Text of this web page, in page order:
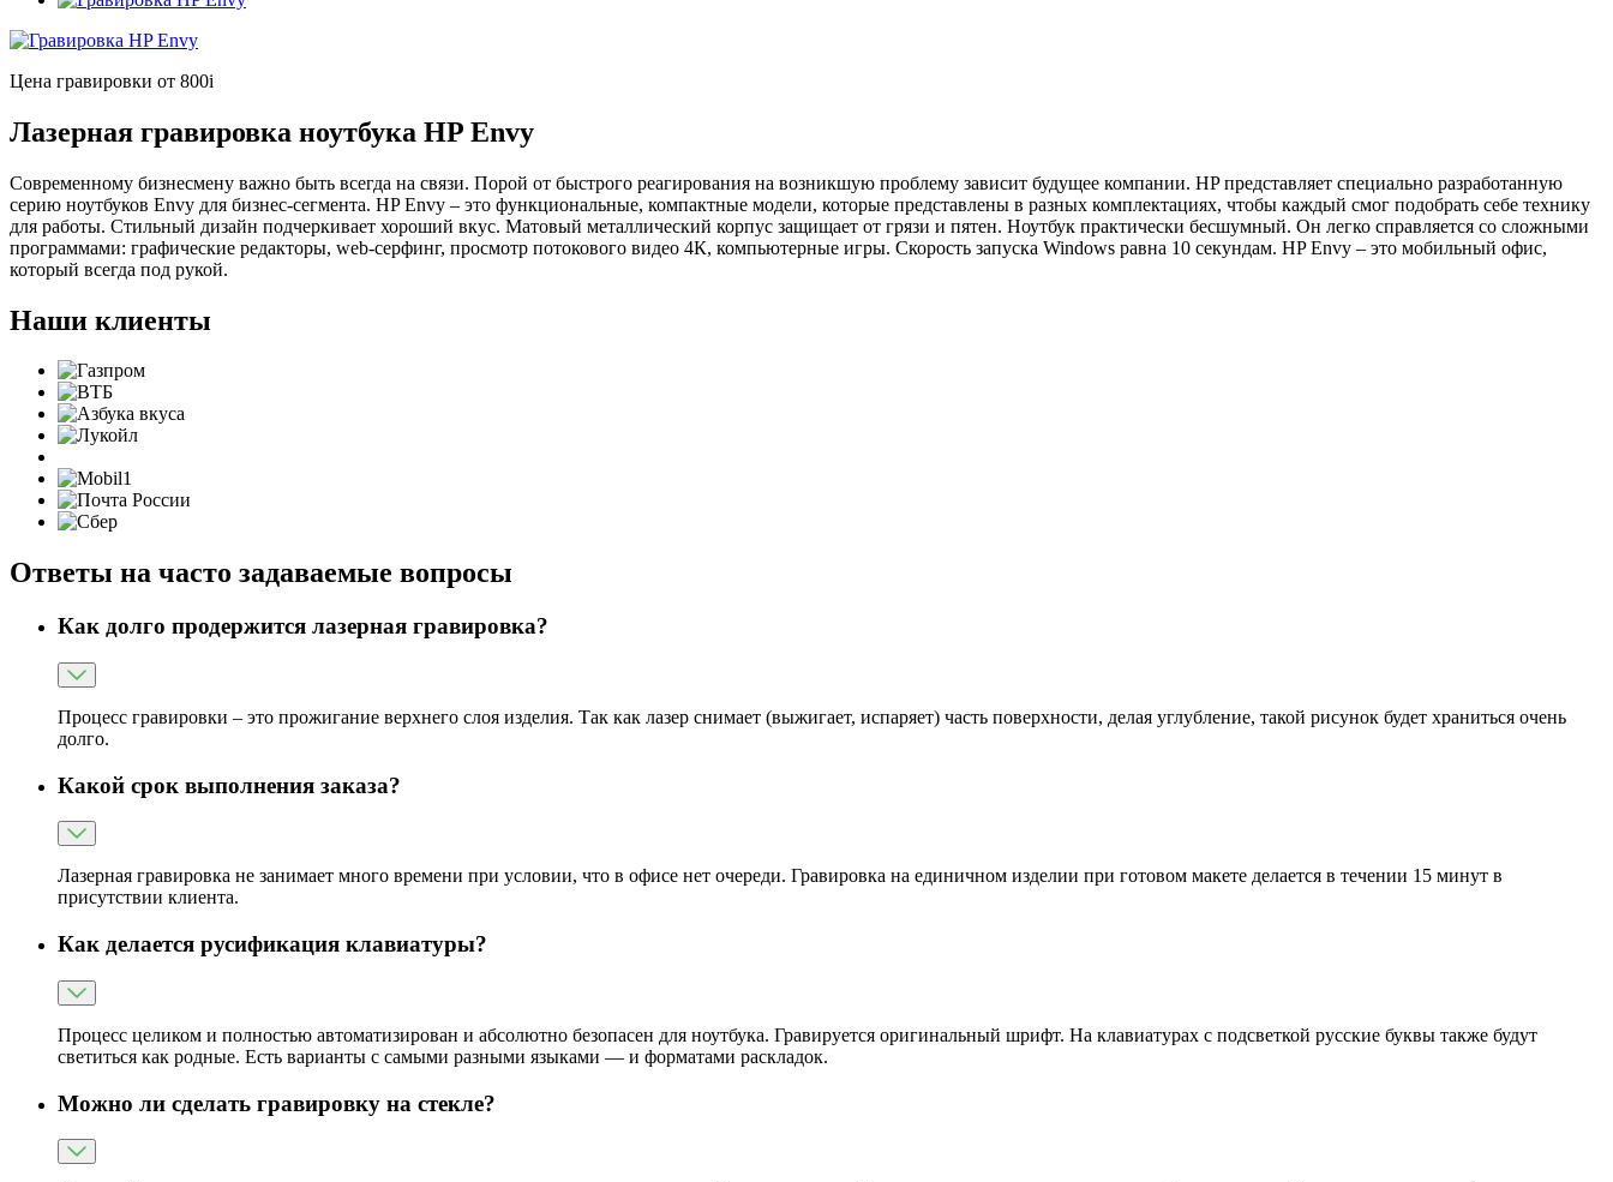
Цена гравировки от 800i
Лазерная гравировка ноутбука HP Envy
Современному бизнесмену важно быть всегда на связи. Порой от быстрого реагирования на возникшую проблему зависит будущее компании. HP представляет специально разработанную
серию ноутбуков Envy для бизнес-сегмента. HP Envy – это функциональные, компактные модели, которые представлены в разных комплектациях, чтобы каждый смог подобрать себе технику
для работы. Стильный дизайн подчеркивает хороший вкус. Матовый металлический корпус защищает от грязи и пятен. Ноутбук практически бесшумный. Он легко справляется со сложными
программами: графические редакторы, web-серфинг, просмотр потокового видео 4К, компьютерные игры. Скорость запуска Windows равна 10 секундам. HP Envy – это мобильный офис,
который всегда под рукой.
Наши клиенты
Ответы на часто задаваемые вопросы
Как долго продержится лазерная гравировка?
Процесс гравировки – это прожигание верхнего слоя изделия. Так как лазер снимает (выжигает, испаряет) часть поверхности, делая углубление, такой рисунок будет храниться очень
долго.
Какой срок выполнения заказа?
Лазерная гравировка не занимает много времени при условии, что в офисе нет очереди. Гравировка на единичном изделии при готовом макете делается в течении 15 минут в
присутствии клиента.
Как делается русификация клавиатуры?
Процесс целиком и полностью автоматизирован и абсолютно безопасен для ноутбука. Гравируется оригинальный шрифт. На клавиатурах с подсветкой русские буквы также будут
светиться как родные. Есть варианты с самыми разными языками — и форматами раскладок.
Можно ли сделать гравировку на стекле?